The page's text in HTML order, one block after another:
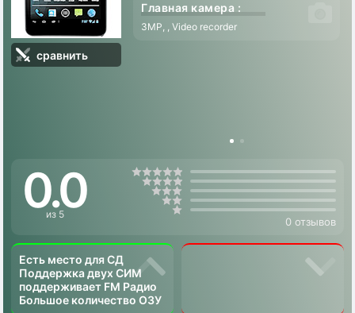
сравнить
Главная камера :
3MP, , Video recorder
0.0
из 5
0 отзывов
Есть место для СД
Поддержка двух СИМ
поддерживает FM Радио
Большое количество ОЗУ